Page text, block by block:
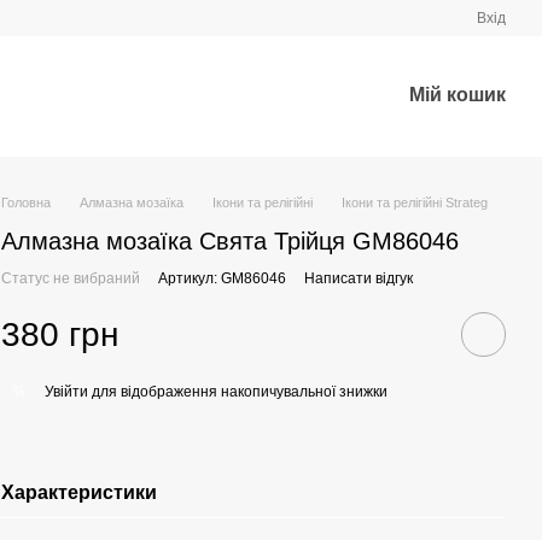
Вхід
Мій кошик
Головна Алмазна мозаїка Ікони та релігійні Ікони та релігійні Strateg
Алмазна мозаїка Свята Трійця GM86046
Статус не вибраний Артикул: GM86046 Написати відгук
380 грн
Увійти для відображення накопичувальної знижки
Характеристики